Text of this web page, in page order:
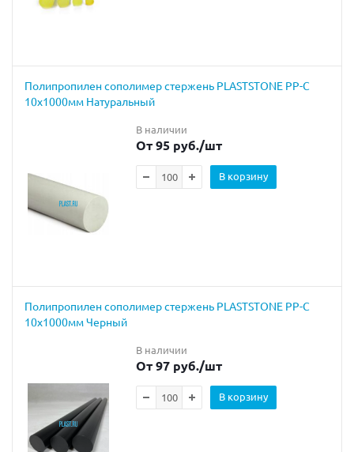
Полипропилен сополимер стержень PLASTSTONE PP-C
10х1000мм Натуральный
В наличии
От 95 руб./шт
В корзину
Полипропилен сополимер стержень PLASTSTONE PP-C
10х1000мм Черный
В наличии
От 97 руб./шт
В корзину